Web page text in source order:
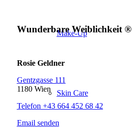
Make-Up
Skin Care
Wunderbare Weiblichkeit ®
Rosie Geldner
Gentzgasse 111
1180 Wien
Telefon +43 664 452 68 42
Email senden